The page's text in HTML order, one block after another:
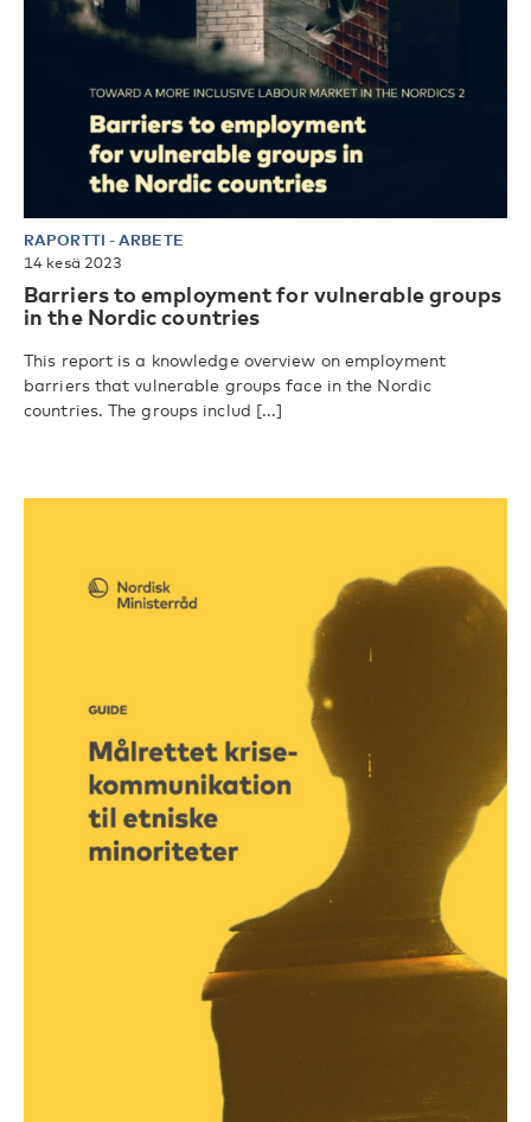
RAPORTTI -ARBETE
14 kesä 2023
Barriers to employment for vulnerable groups
in the Nordic countries
This report is a knowledge overview on employment
barriers that vulnerable groups face in the Nordic
countries. The groups includ [...]